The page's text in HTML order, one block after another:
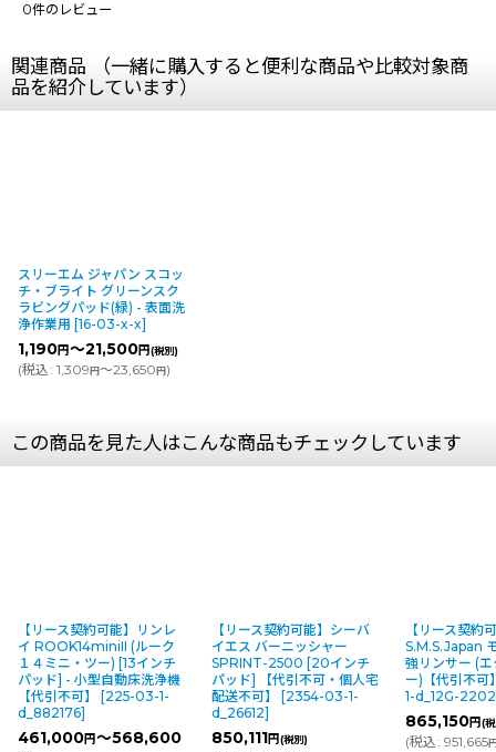
0件のレビュー
関連商品 （一緒に購入すると便利な商品や比較対象商
品を紹介しています）
スリーエム ジャパン スコッ
チ・ブライト グリーンスク
ラビングパッド(緑) - 表面洗
浄作業用 [16-03-x-x]
1,190円～21,500円(税別)
(税込: 1,309円～23,650円)
この商品を見た人はこんな商品もチェックしています
ンレ
ク
チ
浄機
【リース契約可能】シーバ
イエス バーニッシャー
SPRINT-2500 [20インチ
パッド] 【代引不可・個人宅
配送不可】 [2354-03-1-
d_26612
850,111円(税別)
【リース契約可能】
S.M.S.Japan モスキート -
強リンサー (エクストラクタ
ー)【代引不可】 [9504-03-
1-d_12G-2202]
865,150
(税込: 951,665
【リ
ンワ
SC-
床洗
宅配